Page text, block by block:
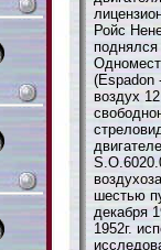
Ройс
поднялся
(Espadon
воздух
шестью
декабря
1952г.